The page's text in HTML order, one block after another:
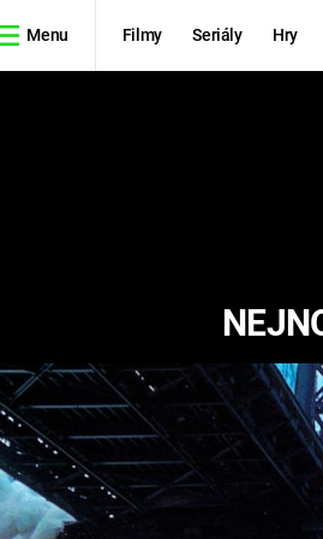
Menu Filmy Seriály Hry
RYCHLE A
ZBĚSILE 10
PREDÁTOR